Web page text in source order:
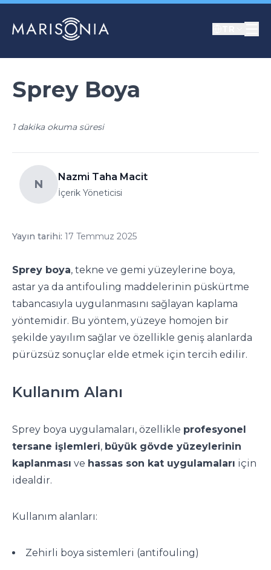
Sprey Boya
1 dakika okuma süresi
N
Nazmi Taha Macit
İçerik Yöneticisi
Yayın tarihi: 17 Temmuz 2025
Sprey boya, tekne ve gemi yüzeylerine boya,
astar ya da antifouling maddelerinin püskürtme
tabancasıyla uygulanmasını sağlayan kaplama
yöntemidir. Bu yöntem, yüzeye homojen bir
şekilde yayılım sağlar ve özellikle geniş alanlarda
pürüzsüz sonuçlar elde etmek için tercih edilir.
Kullanım Alanı
Sprey boya uygulamaları, özellikle profesyonel
tersane işlemleri, büyük gövde yüzeylerinin
kaplanması ve hassas son kat uygulamaları için
idealdir.
Kullanım alanları:
Zehirli boya sistemleri (antifouling)